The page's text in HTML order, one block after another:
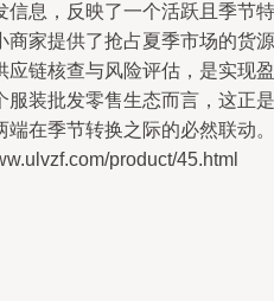
信息，反映了一个活跃且季节特
商家提供了抢占夏季市场的货源
应链核查与风险评估，是实现盈
服装批发零售生态而言，这正是
端在季节转换之际的必然联动。
product/45.html